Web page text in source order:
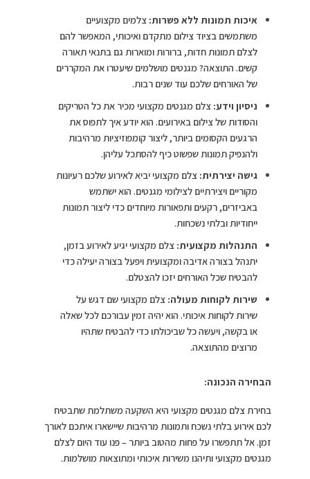
איכות תמונות ללא פשרות: צלמים מקצועיים
משתמשים בציוד צילום מתקדם ואיכותי, המאפשר להם
לצלם תמונות חדות, ברורות ומוארות גם בתנאי תאורה
קשים. התוצאה? מגנטים מושלמים שיעטרו את המקררים
של האורחים שלכם עוד שנים רבות.
ניסיון וידע: צלם מגנטים מקצועי מכיר את כל הטריקים
והסודות של צילום באירועים. הוא יודע איך לתפוס את
הרגעים הקסומים ביותר, ליצור קומפוזיציות מרהיבות
ולהנפיק תמונות שפשוט כיף להסתכל עליהן.
גישה יצירתית: צלם מקצועי יביא לאירוע שלכם רעיונות
מקוריים ויצירתיים לצילומי מגנטים. הוא ישתמש
באביזרים, רקעים ותפאורות מיוחדים כדי ליצור תמונות
ייחודיות ובלתי נשכחות.
התנהלות מקצועית: צלם מקצועי יגיע לאירוע בזמן,
יתנהל בצורה אדיבה ומקצועית ויפעל בצורה יעילה כדי
להבטיח שכל האורחים יזכו להצטלם.
שירות לקוחות מעולה: צלם מקצועי שם דגש על
שירות לקוחות איכותי. הוא יהיה זמין עבורכם לכל שאלה
או בקשה, ויעשה כל שביכולתו כדי להבטיח שתהיו
מרוצים מהתוצאה.
הבחירה הנכונה:
בחירת צלם מגנטים מקצועי היא השקעה משתלמת שתבטיח
לכם אירוע בלתי נשכח ותמונות מרהיבות שיישארו איתכם לאורך
זמן. אל תתפשרו על פחות מהטוב ביותר – פנו עוד היום לצלם
מגנטים מקצועי ותיהנו משירות איכותי ומתוצאות מושלמות.